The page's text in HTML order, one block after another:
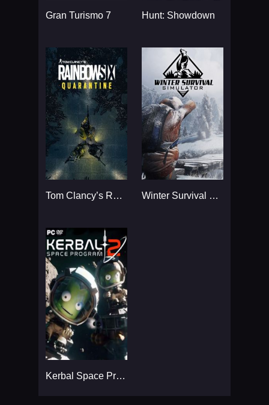
Gran Turismo 7 Hunt: Showdown
Tom Clancy’s Rainbow Six Winter Survival Simulator
Kerbal Space Program 2